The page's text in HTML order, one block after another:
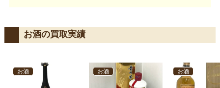
お酒の買取実績
お酒 お酒 お酒